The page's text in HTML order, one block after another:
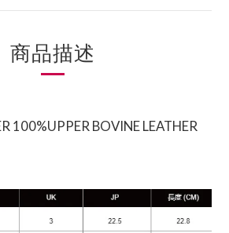
商品描述
100%UPPER BOVINE LEATHER